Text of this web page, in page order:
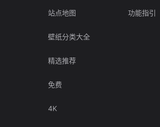
站点地图
壁纸分类大全
精选推荐
免费
4K
功能指引